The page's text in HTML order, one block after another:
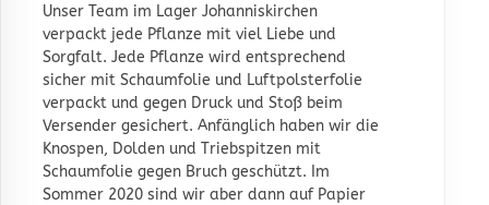
Unser Team im Lager Johanniskirchen
verpackt jede Pflanze mit viel Liebe und
Sorgfalt. Jede Pflanze wird entsprechend
sicher mit Schaumfolie und Luftpolsterfolie
verpackt und gegen Druck und Stoß beim
Versender gesichert. Anfänglich haben wir die
Knospen, Dolden und Triebspitzen mit
Schaumfolie gegen Bruch geschützt. Im
Sommer 2020 sind wir aber dann auf Papier